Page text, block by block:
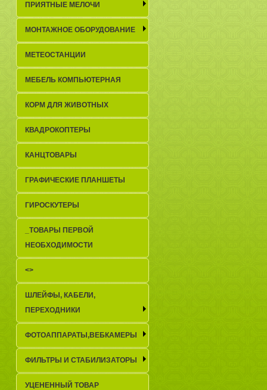
ПРИЯТНЫЕ МЕЛОЧИ
МОНТАЖНОЕ ОБОРУДОВАНИЕ
МЕТЕОСТАНЦИИ
МЕБЕЛЬ КОМПЬЮТЕРНАЯ
КОРМ ДЛЯ ЖИВОТНЫХ
КВАДРОКОПТЕРЫ
КАНЦТОВАРЫ
ГРАФИЧЕСКИЕ ПЛАНШЕТЫ
ГИРОСКУТЕРЫ
_TОВАРЫ ПЕРВОЙ
НЕОБХОДИМОСТИ
<>
ШЛЕЙФЫ, КАБЕЛИ,
ПЕРЕХОДНИКИ
ФОТОАППАРАТЫ,ВЕБКАМЕРЫ
ФИЛЬТРЫ И СТАБИЛИЗАТОРЫ
УЦЕНЕННЫЙ ТОВАР